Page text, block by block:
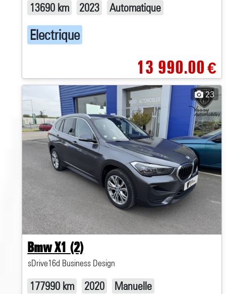
13690 km 2023 Automatique
Electrique
13 990.00€
23
Bmw X1 (2)
sDrive16d Business Design
177990 km 2020 Manuelle